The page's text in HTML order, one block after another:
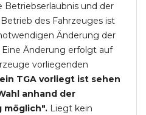
und der
des Fahrzeuges ist
Änderung der
Eine Änderung erfolgt auf
vorliegenden
TGA vorliegt ist sehen
anhand der
möglich". Liegt kein